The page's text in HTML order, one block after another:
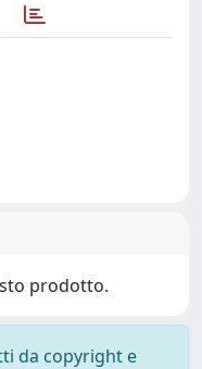
prodotto.
da copyright e